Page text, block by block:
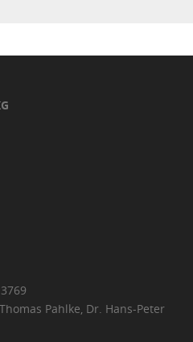
Pahlke, Dr. Hans-Peter